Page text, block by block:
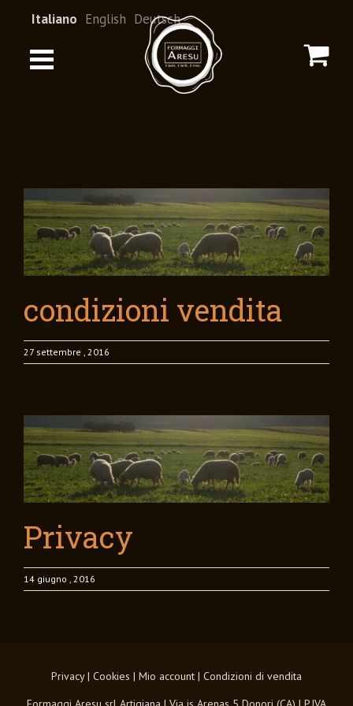
Italiano English Deutsch
condizioni vendita
27 settembre , 2016
Privacy
14 giugno , 2016
Privacy| Cookies | Mio account | Condizioni di vendita